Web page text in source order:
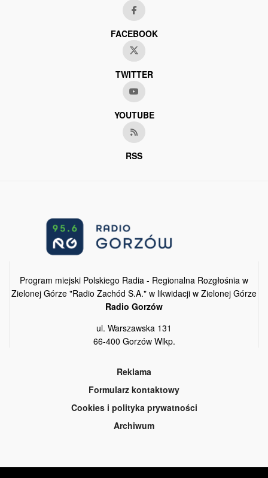
FACEBOOK
TWITTER
YOUTUBE
RSS
Program miejski Polskiego Radia - Regionalna Rozgłośnia w
Zielonej Górze "Radio Zachód S.A." w likwidacji w Zielonej Górze
Radio Gorzów
ul. Warszawska 131
66-400 Gorzów Wlkp.
Reklama
Formularz kontaktowy
Cookies i polityka prywatności
Archiwum